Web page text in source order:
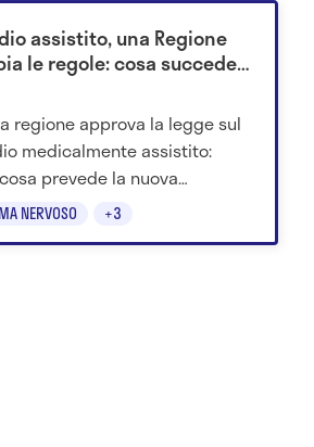
NERVOSO +3
assistito, una Regione
le regole: cosa succede
regione approva la legge sul
medicalmente assistito:
prevede la nuova
regionale sul fine vita.